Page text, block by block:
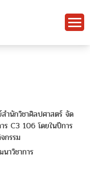
ำนักวิชาศิลปศาสตร์ จัด
C3 106 โดยในปีการ
กรรม
าวิชาการ